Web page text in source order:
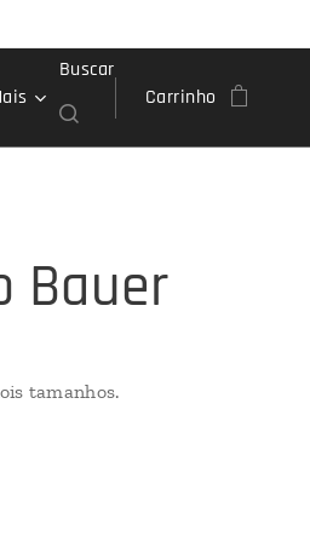
Buscar
Carrinho
Bauer
tamanhos.